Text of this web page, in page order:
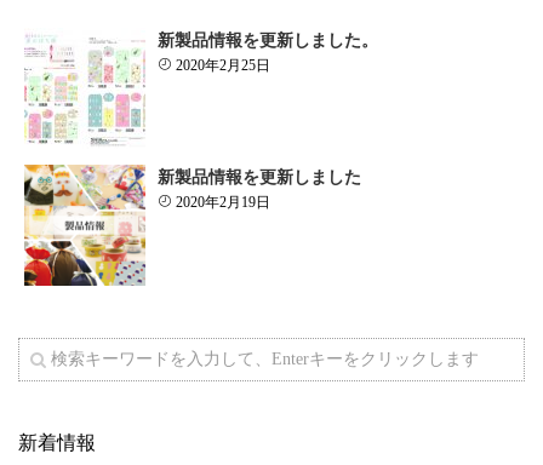
新製品情報を更新しました。
2020年2月25日
新製品情報を更新しました
2020年2月19日
新着情報